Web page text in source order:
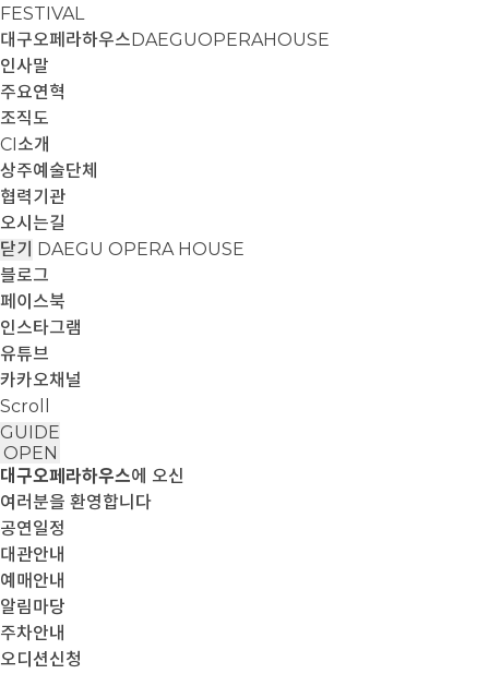
FESTIVAL
대구오페라하우스DAEGUOPERAHOUSE
인사말
주요연혁
조직도
CI소개
상주예술단체
협력기관
오시는길
닫기 DAEGU OPERA HOUSE
블로그
페이스북
인스타그램
유튜브
카카오채널
Scroll
GUIDE
OPEN
대구오페라하우스에 오신
여러분을 환영합니다
공연일정
대관안내
예매안내
알림마당
주차안내
오디션신청